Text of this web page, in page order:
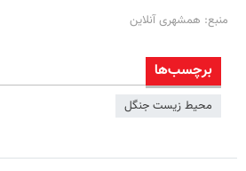
منبع: همشهری آنلاین
برچسب‌ها
محیط زیست جنگل